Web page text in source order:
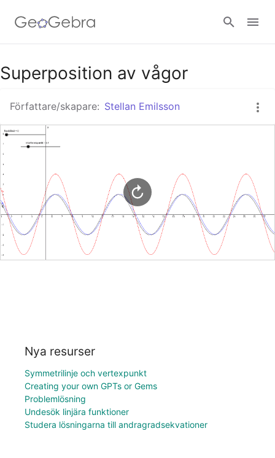
Google Classroom - Interaktiva lektioner
GeoGebra Classroom - Interaktiva lektioner
Superposition av vågor
Författare/skapare: Stellan Emilsson
Nya resurser
Symmetrilinje och vertexpunkt
Creating your own GPTs or Gems
Problemlösning
Undesök linjära funktioner
Studera lösningarna till andragradsekvationer